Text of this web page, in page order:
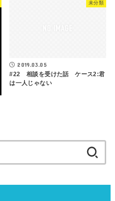
未分類
2019.03.05
#22 相談を受けた話 ケース2:君
は一人じゃない
索: